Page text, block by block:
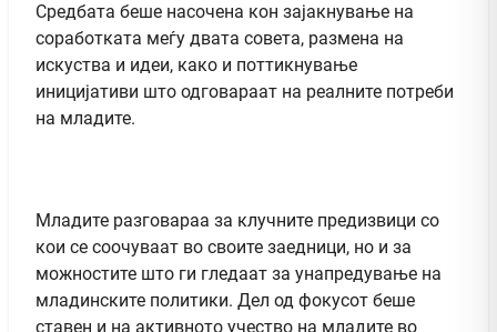
Средбата беше насочена кон зајакнување на
соработката меѓу двата совета, размена на
искуства и идеи, како и поттикнување
иницијативи што одговараат на реалните потреби
на младите.
Младите разговараа за клучните предизвици со
кои се соочуваат во своите заедници, но и за
можностите што ги гледаат за унапредување на
младинските политики. Дел од фокусот беше
ставен и на активното учество на младите во